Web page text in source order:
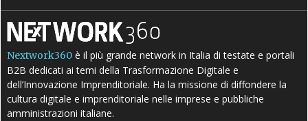
Nextwork360 è il più grande network in Italia di testate e portali
B2B dedicati ai temi della Trasformazione Digitale e
dell’Innovazione Imprenditoriale. Ha la missione di diffondere la
cultura digitale e imprenditoriale nelle imprese e pubbliche
amministrazioni italiane.